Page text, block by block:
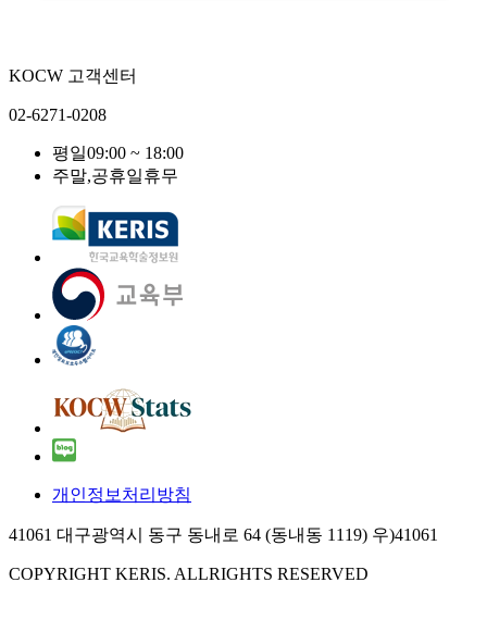
KOCW 고객센터
02-6271-0208
평일09:00 ~ 18:00
주말,공휴일휴무
개인정보처리방침
41061 대구광역시 동구 동내로 64 (동내동 1119) 우)41061
COPYRIGHT KERIS. ALLRIGHTS RESERVED